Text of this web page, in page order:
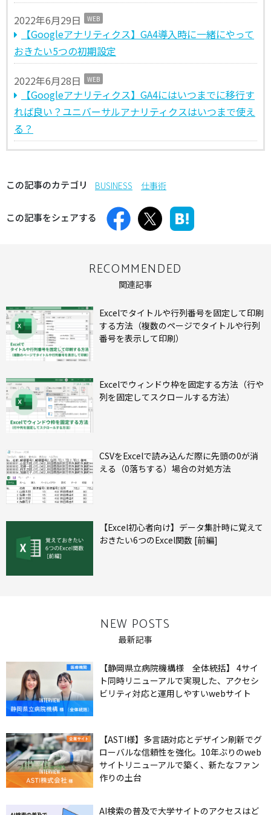
2022年6月29日 WEB
【Googleアナリティクス】GA4導入時に一緒にやって
おきたい5つの初期設定
2022年6月28日 WEB
【Googleアナリティクス】GA4にはいつまでに移行す
れば良い？ユニバーサルアナリティクスはいつまで使え
る？
この記事のカテゴリ BUSINESS 仕事術
この記事をシェアする
RECOMMENDED
関連記事
Excelでタイトルや行列番号を固定して印刷
する方法（複数のページでタイトルや行列
番号を表示して印刷）
Excelでウィンドウ枠を固定する方法（行や
列を固定してスクロールする方法）
CSVをExcelで読み込んだ際に先頭の0が消
える（0落ちする）場合の対処方法
【Excel初心者向け】データ集計時に覚えて
おきたい6つのExcel関数 [前編]
NEW POSTS
最新記事
【静岡県立病院機構様 全体統括】 4サイ
ト同時リニューアルで実現した、アクセシ
ビリティ対応と運用しやすいwebサイト
【ASTI様】多言語対応とデザイン刷新でグ
ローバルな信頼性を強化。10年ぶりのweb
サイトリニューアルで築く、新たなファン
作りの土台
AI検索の普及で大学サイトのアクセスはど